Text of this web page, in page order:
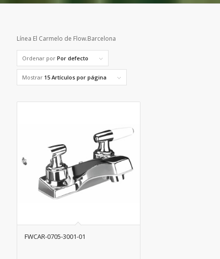
Línea El Carmelo de Flow.Barcelona
Ordenar por Por defecto
Mostrar 15 Artículos por página
FWCAR-0705-3001-01